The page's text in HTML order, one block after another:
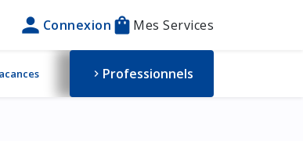
person Connexion shopping_bag Mes Services
chevron_right Professionnels